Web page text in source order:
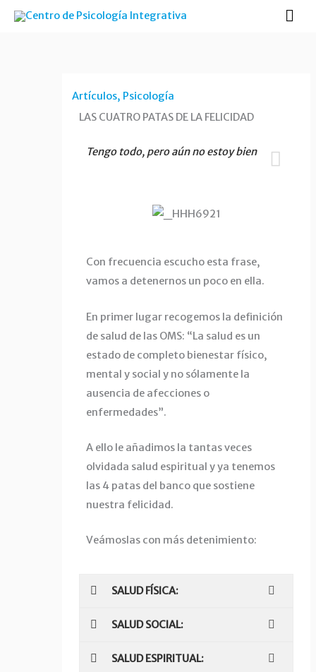
Artículos, Psicología
LAS CUATRO PATAS DE LA FELICIDAD
Tengo todo, pero aún no estoy bien
Con frecuencia escucho esta frase,
vamos a detenernos un poco en ella.
En primer lugar recogemos la definición
de salud de las OMS: “La salud es un
estado de completo bienestar físico,
mental y social y no sólamente la
ausencia de afecciones o
enfermedades”.
A ello le añadimos la tantas veces
olvidada salud espiritual y ya tenemos
las 4 patas del banco que sostiene
nuestra felicidad.
Veámoslas con más detenimiento:
SALUD FÍSICA:
SALUD SOCIAL:
SALUD ESPIRITUAL: